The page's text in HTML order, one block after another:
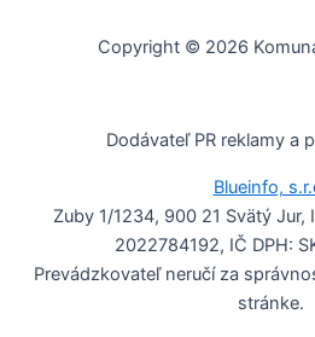
Copyright © 2026
Dodávateľ PR reklamy a
Blueinfo,
Zuby 1/1234, 900 21 Svätý
2022784192, IČ DPH:
Prevádzkovateľ neručí za
stránke.